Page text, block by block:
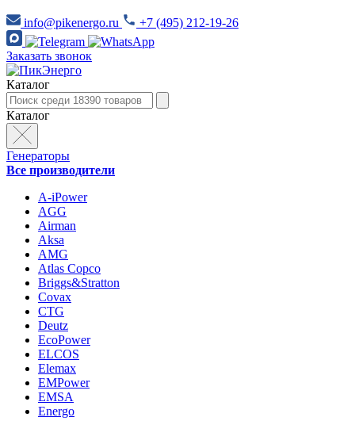
info@pikenergo.ru +7 (495) 212-19-26
Заказать звонок
Каталог
Каталог
Генераторы
Все производители
A-iPower
AGG
Airman
Aksa
AMG
Atlas Copco
Briggs&Stratton
Covax
CTG
Deutz
EcoPower
ELCOS
Elemax
EMPower
EMSA
Energo